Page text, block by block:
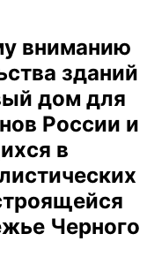
вниманию
зданий
дом для
России и
в
Черного